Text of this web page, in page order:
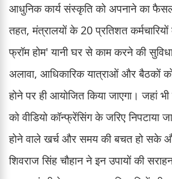
आधुनिक कार्य संस्कृति को अपनाने का
तहत, मंत्रालयों के 20 प्रतिशत कर्मचारियों
फ्रॉम होम' यानी घर से काम करने की
अलावा, आधिकारिक यात्राओं और
होने पर ही आयोजित किया जाएगा। जहां
को वीडियो कॉन्फ्रेंसिंग के जरिए निपटाया
होने वाले खर्च और समय की बचत हो सके
शिवराज सिंह चौहान ने इन उपायों की